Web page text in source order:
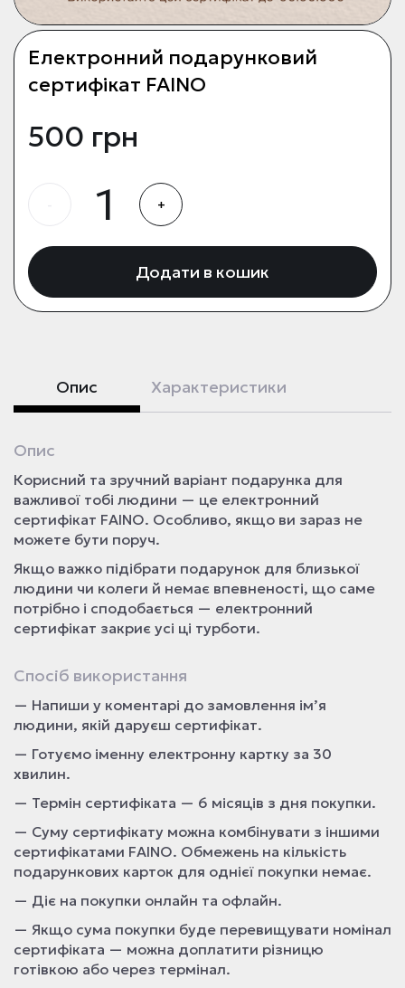
Електронний подарунковий
сертифікат FAINO
500 грн
+
Додати в кошик
Опис Характеристики
Опис
Корисний та зручний варіант подарунка для
важливої тобі людини — це електронний
сертифікат FAINO. Особливо, якщо ви зараз не
можете бути поруч.
Якщо важко підібрати подарунок для близької
людини чи колеги й немає впевненості, що саме
потрібно і сподобається — електронний
сертифікат закриє усі ці турботи.
Спосіб використання
— Напиши у коментарі до замовлення ім’я
людини, якій даруєш сертифікат.
— Готуємо іменну електронну картку за 30
хвилин.
— Термін сертифіката — 6 місяців з дня покупки.
— Суму сертифікату можна комбінувати з іншими
сертифікатами FAINO. Обмежень на кількість
подарункових карток для однієї покупки немає.
— Діє на покупки онлайн та офлайн.
— Якщо сума покупки буде перевищувати номінал
сертифіката — можна доплатити різницю
готівкою або через термінал.